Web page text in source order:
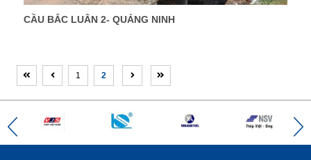
CẦU BẮC LUÂN 2- QUẢNG NINH
1 2